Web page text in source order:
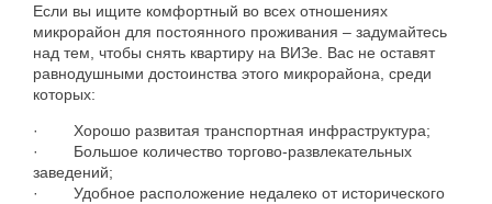
Если вы ищите комфортный во всех отношениях
микрорайон для постоянного проживания – задумайтесь
над тем чтобы снять квартиру на ВИЗе Вас не оставят
равнодушными достоинства этого микрорайона среди
которых:
· Хорошо развитая транспортная инфраструктура;
· Большое количество торгово-развлекательных
заведений;
· Удобное расположение недалеко от исторического